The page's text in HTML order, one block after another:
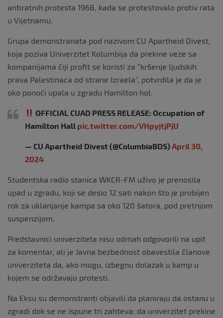
antiratnih protesta 1968, kada se protestovalo protiv rata
u Vijetnamu.
Grupa demonstranata pod nazivom CU Apartheid Divest,
koja poziva Univerzitet Kolumbija da prekine veze sa
kompanijama čiji profit se koristi za “kršenje ljudskih
prava Palestinaca od strane Izraela”, potvrdila je da je
oko ponoći upala u zgradu Hamilton hol.
OFFICIAL CUAD PRESS RELEASE: Occupation of
Hamilton Hall pic.twitter.com/VHpyjtjPjU
— CU Apartheid Divest (@ColumbiaBDS) April 30,
2024
Studentska radio stanica WKCR-FM uživo je prenosila
upad u zgradu, koji se desio 12 sati nakon što je probijen
rok za uklanjanje kampa sa oko 120 šatora, pod pretnjom
suspenzijom.
Predstavnici univerziteta nisu odmah odgovorili na upit
za komentar, ali je Javna bezbednost obavestila članove
univerziteta da, ako mogu, izbegnu dolazak u kamp u
kojem se održavaju protesti.
Na Eksu su demonstranti objavili da planiraju da ostanu u
zgradi dok se ne ispune tri zahteva: da univerzitet prekine